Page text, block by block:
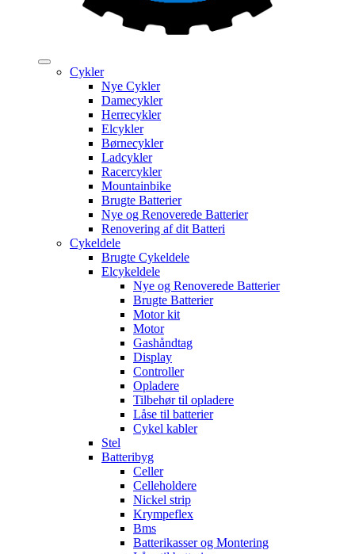
Cykler
Nye Cykler
Damecykler
Herrecykler
Elcykler
Børnecykler
Ladcykler
Racercykler
Mountainbike
Brugte Batterier
Nye og Renoverede Batterier
Renovering af dit Batteri
Cykeldele
Brugte Cykeldele
Elcykeldele
Nye og Renoverede Batterier
Brugte Batterier
Motor kit
Motor
Gashåndtag
Display
Controller
Opladere
Tilbehør til opladere
Låse til batterier
Cykel kabler
Stel
Batteribyg
Celler
Celleholdere
Nickel strip
Krympeflex
Bms
Batterikasser og Montering